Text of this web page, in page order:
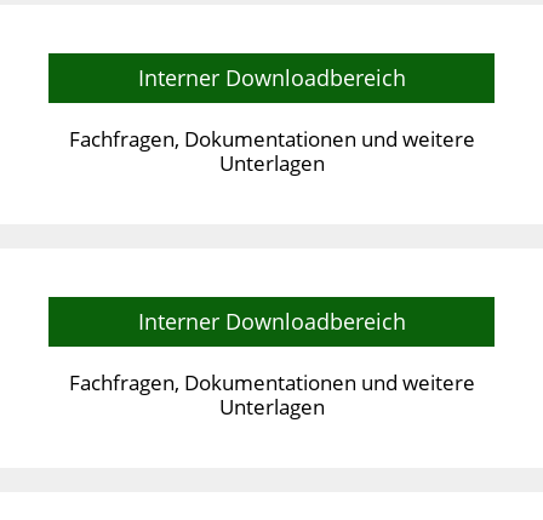
Interner Downloadbereich
Fachfragen, Dokumentationen und weitere
Unterlagen
Interner Downloadbereich
Fachfragen, Dokumentationen und weitere
Unterlagen